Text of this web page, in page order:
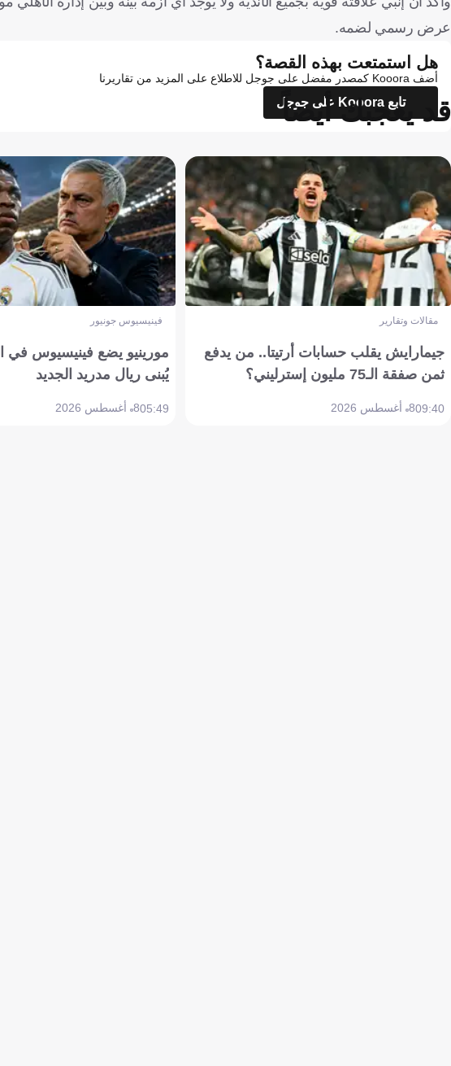
عرض رسمي لضمه.
هل استمتعت بهذه القصة؟
أضف Kooora كمصدر مفضل على جوجل للاطلاع على المزيد من تقاريرنا
تابع Kooora على جوجل
قد يعجبك أيضاً
مقالات وتقارير
جيمارايش يقلب حسابات أرتيتا.. من يدفع
ثمن صفقة الـ75 مليون إسترليني؟
09:408 أغسطس 2026
فينيسيوس جونيور
مورينيو يضع فينيسيوس في
يُبنى ريال مدريد الجديد
05:498 أغسطس 2026